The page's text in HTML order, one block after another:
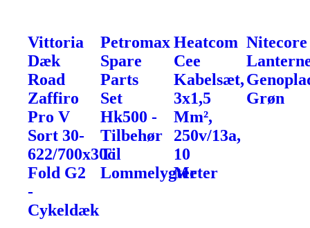
Vittoria
Dæk
Road
Zaffiro
Pro V
Sort 30-
622/700x30c
Fold G2
-
Cykeldæk
Petromax
Spare
Parts
Set
Hk500 -
Tilbehør
Til
Lommelygter
Heatcom
Cee
Kabelsæt,
3x1,5
Mm²,
250v/13a,
10
Meter
Nitecore
Grøn